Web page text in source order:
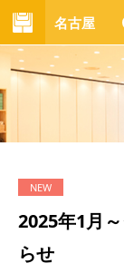
名古屋
2025年1月
らせ